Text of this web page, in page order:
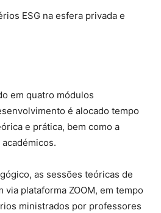
ESG na esfera privada e
em quatro módulos
é alocado tempo
e prática, bem como a
as sessões teóricas de
plataforma ZOOM, em tempo
ministrados por professores